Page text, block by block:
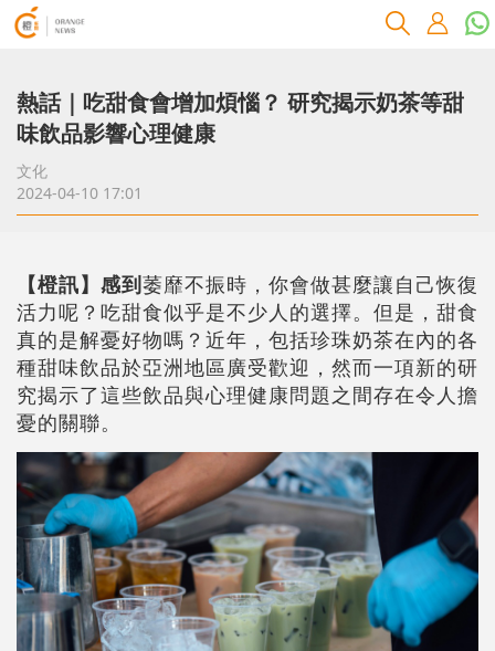
熱話｜吃甜食會增加煩惱？ 研究揭示奶茶等甜
味飲品影響心理健康
文化
2024-04-10 17:01
【橙訊】感到萎靡不振時，你會做甚麼讓自己恢復
活力呢？吃甜食似乎是不少人的選擇。但是，甜食
真的是解憂好物嗎？近年，包括珍珠奶茶在內的各
種甜味飲品於亞洲地區廣受歡迎，然而一項新的研
究揭示了這些飲品與心理健康問題之間存在令人擔
憂的關聯。